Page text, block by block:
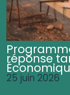
réponse
25 juin 2026